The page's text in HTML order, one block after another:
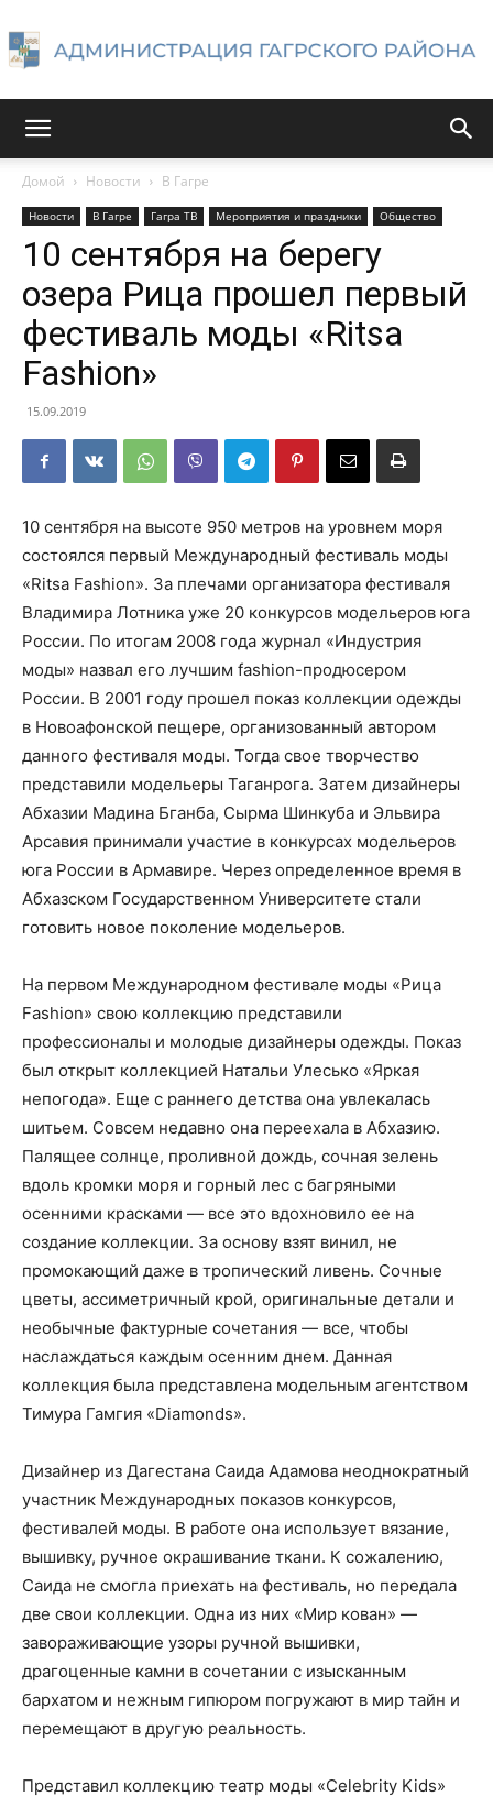
Гагрского
района
Домой Новости В Гагре
Новости В Гагре Гагра ТВ Мероприятия и праздники Общество
10 сентября на берегу
озера Рица прошел первый
фестиваль моды «Ritsa
Fashion»
15.09.2019
10 сентября на высоте 950 метров на уровнем моря
состоялся первый Международный фестиваль моды
«Ritsa Fashion». За плечами организатора фестиваля
Владимира Лотника уже 20 конкурсов модельеров юга
России. По итогам 2008 года журнал «Индустрия
моды» назвал его лучшим fashion-продюсером
России. В 2001 году прошел показ коллекции одежды
в Новоафонской пещере, организованный автором
данного фестиваля моды. Тогда свое творчество
представили модельеры Таганрога. Затем дизайнеры
Абхазии Мадина Бганба, Сырма Шинкуба и Эльвира
Арсавия принимали участие в конкурсах модельеров
юга России в Армавире. Через определенное время в
Абхазском Государственном Университете стали
готовить новое поколение модельеров.
На первом Международном фестивале моды «Рица
Fashion» свою коллекцию представили
профессионалы и молодые дизайнеры одежды. Показ
был открыт коллекцией Натальи Улесько «Яркая
непогода». Еще с раннего детства она увлекалась
шитьем. Совсем недавно она переехала в Абхазию.
Палящее солнце, проливной дождь, сочная зелень
вдоль кромки моря и горный лес с багряными
осенними красками — все это вдохновило ее на
создание коллекции. За основу взят винил, не
промокающий даже в тропический ливень. Сочные
цветы, ассиметричный крой, оригинальные детали и
необычные фактурные сочетания — все, чтобы
наслаждаться каждым осенним днем. Данная
коллекция была представлена модельным агентством
Тимура Гамгия «Diamonds».
Дизайнер из Дагестана Саида Адамова неоднократный
участник Международных показов конкурсов,
фестивалей моды. В работе она использует вязание,
вышивку, ручное окрашивание ткани. К сожалению,
Саида не смогла приехать на фестиваль, но передала
две свои коллекции. Одна из них «Мир кован» —
завораживающие узоры ручной вышивки,
драгоценные камни в сочетании с изысканным
бархатом и нежным гипюром погружают в мир тайн и
перемещают в другую реальность.
Представил коллекцию театр моды «Celebrity Kids»